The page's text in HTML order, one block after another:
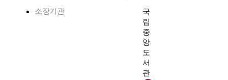
소장기관
국
립
중
앙
도
서
관